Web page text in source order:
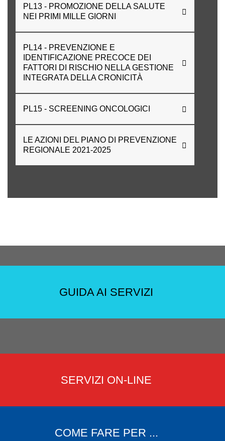
PL13 - PROMOZIONE DELLA SALUTE
NEI PRIMI MILLE GIORNI
PL14 - PREVENZIONE E
IDENTIFICAZIONE PRECOCE DEI
FATTORI DI RISCHIO NELLA GESTIONE
INTEGRATA DELLA CRONICITÀ
PL15 - SCREENING ONCOLOGICI
LE AZIONI DEL PIANO DI PREVENZIONE
REGIONALE 2021-2025
GUIDA AI SERVIZI
SERVIZI ON-LINE
COME FARE PER ...